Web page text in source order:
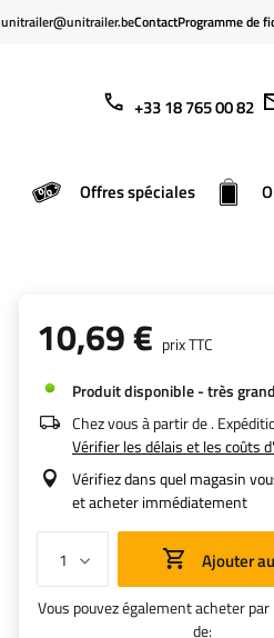
unitrailer@unitrailer.beContactProgramme de
+33 18 765 00 82
Offres spéciales
10,69 € prix TTC
Produit disponible - très
Chez vous à partir de.
Vérifier les délais et les coûts
Vérifiez dans quel magasin
et acheter immédiatement
Ajouter
Vous pouvez également acheter
de: